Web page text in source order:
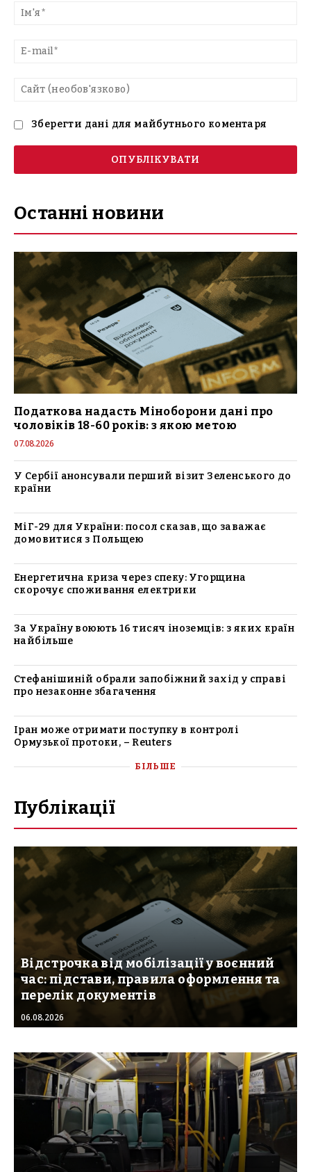
текст
Зберегти дані для майбутнього коментаря
Останні новини
Податкова надасть Міноборони дані про
чоловіків 18-60 років: з якою метою
07.08.2026
У Сербії анонсували перший візит Зеленського до
країни
МіГ-29 для України: посол сказав, що заважає
домовитися з Польщею
Енергетична криза через спеку: Угорщина
скорочує споживання електрики
За Україну воюють 16 тисяч іноземців: з яких країн
найбільше
Стефанішиній обрали запобіжний захід у справі
про незаконне збагачення
Іран може отримати поступку в контролі
Ормузької протоки, – Reuters
БІЛЬШЕ
Публікації
Відстрочка від мобілізації у воєнний
час: підстави, правила оформлення та
перелік документів
06.08.2026